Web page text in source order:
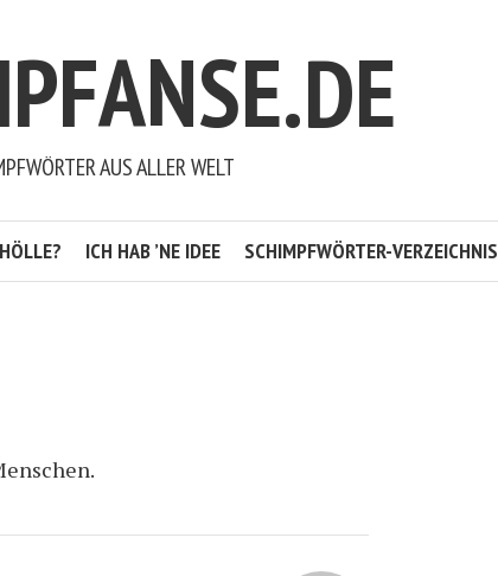
AUS ALLER WELT
ICH HAB ’NE IDEE SCHIMPFWÖRTER-VERZEICHNIS